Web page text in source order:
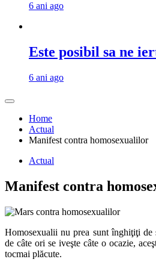
6 ani ago
Este posibil sa ne
6 ani ago
Home
Actual
Manifest contra homosexualilor
Actual
Manifest contra
Homosexualii nu prea sunt înghiţiţi de
de câte ori se iveşte câte o ocazie,
tocmai plăcute.